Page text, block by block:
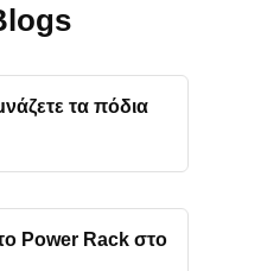
τα πόδια
Power Rack στο